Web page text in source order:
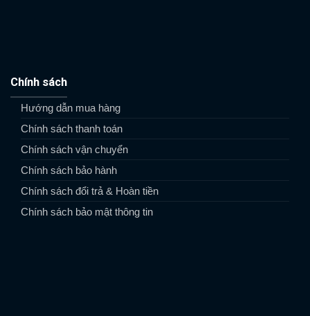
Chính sách
Hướng dẫn mua hàng
Chính sách thanh toán
Chính sách vận chuyển
Chính sách bảo hành
Chính sách đổi trả & Hoàn tiền
Chính sách bảo mật thông tin